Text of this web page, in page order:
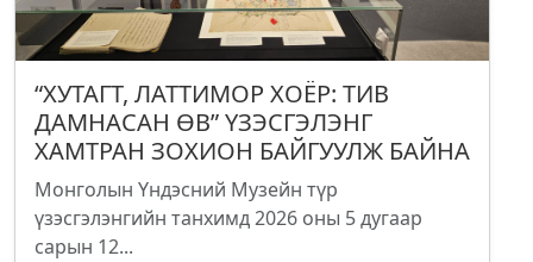
“ХУТАГТ, ЛАТТИМОР ХОЁР: ТИВ
ДАМНАСАН ӨВ” ҮЗЭСГЭЛЭНГ
ХАМТРАН ЗОХИОН БАЙГУУЛЖ БАЙНА
Монголын Үндэсний Музейн түр
үзэсгэлэнгийн танхимд 2026 оны 5 дугаар
сарын 12...